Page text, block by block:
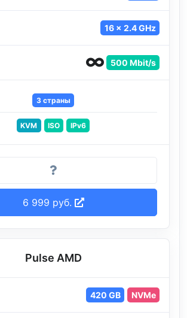
16 x 2.4 GHz
500 Mbit/s
3 страны
KVM ISO IPv6
6 999 руб.
Pulse AMD
420 GB NVMe